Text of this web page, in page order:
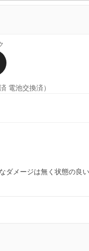
電池交換済）
ダメージは無く状態の良